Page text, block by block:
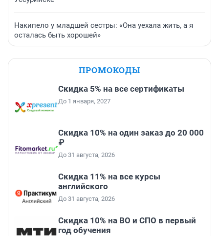
Накипело у младшей сестры: «Она уехала жить, а я
осталась быть хорошей»
ПРОМОКОДЫ
Скидка 5% на все сертификаты
До 1 января, 2027
Скидка 10% на один заказ до 20 000
₽
До 31 августа, 2026
Скидка 11% на все курсы
английского
До 31 августа, 2026
Скидка 10% на ВО и СПО в первый
год обучения